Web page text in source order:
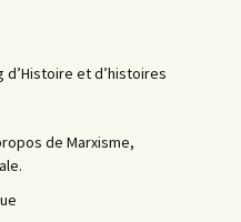
d’Histoire et d’histoires
de Marxisme,